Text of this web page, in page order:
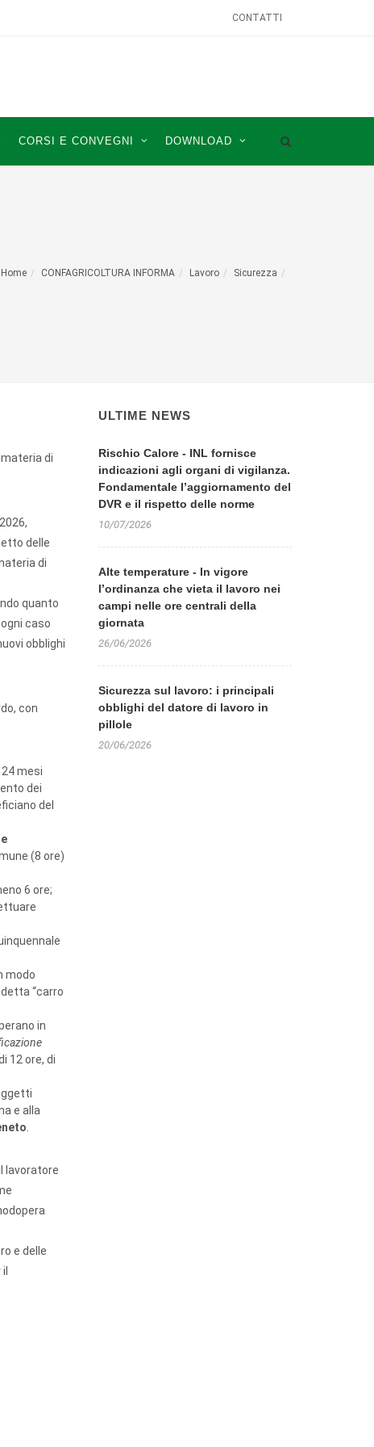
CONTATTI
CORSI E CONVEGNI DOWNLOAD
Home CONFAGRICOLTURA INFORMA Lavoro Sicurezza
di
delle
di
quanto
caso
obblighi
con
mesi
dei
del
(8 ore)
6 ore;
modo
“carro
in
12 ore, di
e alla
lavoratore
e delle
ULTIME NEWS
Rischio Calore - INL fornisce
indicazioni agli organi di vigilanza.
Fondamentale l’aggiornamento del
DVR e il rispetto delle norme
10/07/2026
Alte temperature - In vigore
l’ordinanza che vieta il lavoro nei
campi nelle ore centrali della
giornata
26/06/2026
Sicurezza sul lavoro: i principali
obblighi del datore di lavoro in
pillole
20/06/2026